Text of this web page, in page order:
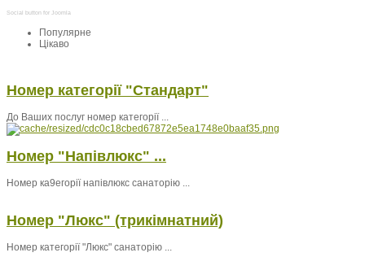
Social button for Joomla
Популярне
Цікаво
Номер категорії "Стандарт"
До Ваших послуг номер категорії ...
Номер "Напівлюкс" ...
Номер ка9егорії напівлюкс санаторію ...
Номер "Люкс" (трикімнатний)
Номер категорії "Люкс" санаторію ...